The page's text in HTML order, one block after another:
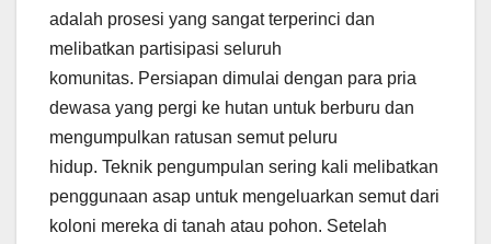
adalah prosesi yang sangat terperinci dan
melibatkan partisipasi seluruh
komunitas. Persiapan dimulai dengan para pria
dewasa yang pergi ke hutan untuk berburu dan
mengumpulkan ratusan semut peluru
hidup. Teknik pengumpulan sering kali melibatkan
penggunaan asap untuk mengeluarkan semut dari
koloni mereka di tanah atau pohon. Setelah